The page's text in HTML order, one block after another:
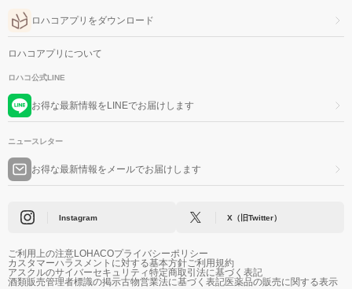
ロハコアプリをダウンロード
ロハコアプリについて
ロハコ公式LINE
お得な最新情報をLINEでお届けします
ニュースレター
お得な最新情報をメールでお届けします
Instagram X（旧Twitter）
ご利用上の注意LOHACOプライバシーポリシー
カスタマーハラスメントに対する基本方針ご利用規約
アスクルのサイバーセキュリティ特定商取引法に基づく表記
酒類販売管理者標識の掲示古物営業法に基づく表記医薬品の販売に関する表示